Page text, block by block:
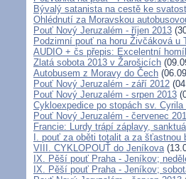
Bývalý satanista na cestě ke
Ohlédnutí za Moravskou
Pouť Nový Jeruzalém - říjen 2013
Podzimní pouť na horu Živčáková u
AUDIO + čs přepis: Excelentní
Zlatá sobota 2013 v Žarošicích
Autobusem z Moravy do Čech
Pouť Nový Jeruzalém - září 2012
Pouť Nový Jeruzalém - srpen 2013
Cykloexpedice po stopách sv. Cyrila
Pouť Nový Jeruzalém - červenec
Francie: Lurdy trápí záplavy,
I. pouť za oběti totalit a za
VIII. CYKLOPOUŤ do Jeníkova
IX. Pěší pouť Praha - Jeníkov;
IX. Pěší pouť Praha - Jeníkov;